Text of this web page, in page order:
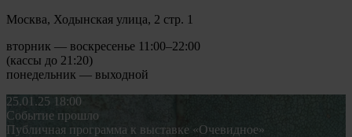
Москва, Ходынская улица, 2 стр. 1
вторник — воскресенье 11:00–22:00
(кассы до 21:20)
понедельник — выходной
25.01.25 18:00
Событие прошло
Публичная программа к выставке «Очевидное»